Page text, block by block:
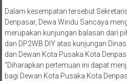
Dalam kesempatan tersebut
Denpasar, Dewa Windu Sancaya
merupakan kunjungan balasan dari
dan DP2WB DIY atas kunjungan
dan Dewan Kota Pusaka Kota
“Diharapkan pertemuan ini dapat
bagi Dewan Kota Pusaka Kota